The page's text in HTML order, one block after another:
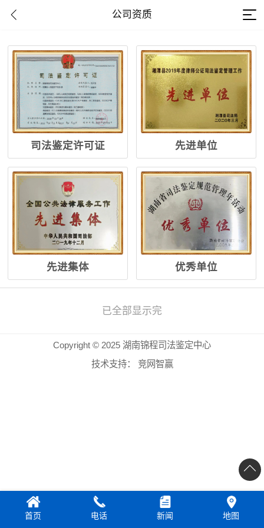
公司资质
司法鉴定许可证 先进单位
先进集体 优秀单位
已全部显示完
首页 电话 新闻 地图
Copyright © 2025 湖南锦程司法鉴定中心
技术支持：
竞网智赢